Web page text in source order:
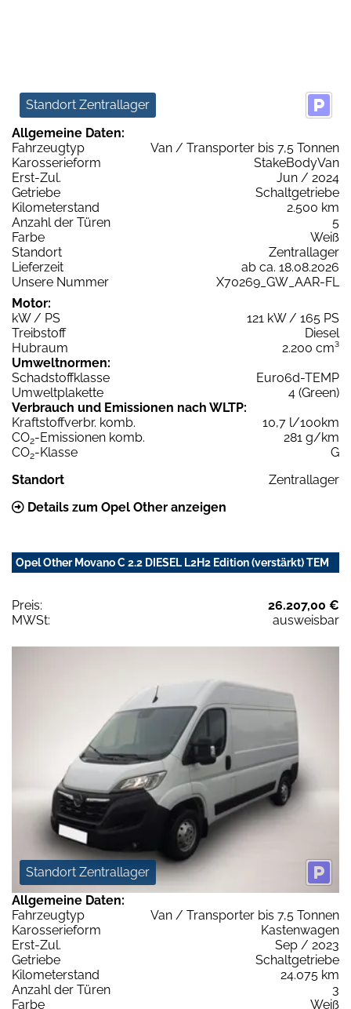
Standort Zentrallager
Allgemeine Daten:
Fahrzeugtyp
Van / Transporter bis 7,5 Tonnen
Karosserieform
StakeBodyVan
Erst-Zul.
Jun / 2024
Getriebe
Schaltgetriebe
Kilometerstand
2.500 km
Anzahl der Türen
5
Farbe
Weiß
Standort
Zentrallager
Lieferzeit
ab ca. 18.08.2026
Unsere Nummer
X70269_GW_AAR-FL
Motor:
kW / PS
121 kW / 165 PS
Treibstoff
Diesel
Hubraum
2.200 cm³
Umweltnormen:
Schadstoffklasse
Euro6d-TEMP
Umweltplakette
4 (Green)
Verbrauch und Emissionen nach WLTP:
Kraftstoffverbr. komb.
10,7 l/100km
CO2-Emissionen komb.
281 g/km
CO2-Klasse
G
Standort
Zentrallager
Details zum Opel Other anzeigen
Opel Other Movano C 2.2 DIESEL L2H2 Edition (verstärkt) TEM
Preis:
26.207,00 €
MWSt:
ausweisbar
Standort Zentrallager
Allgemeine Daten:
Fahrzeugtyp
Van / Transporter bis 7,5 Tonnen
Karosserieform
Kastenwagen
Erst-Zul.
Sep / 2023
Getriebe
Schaltgetriebe
Kilometerstand
24.075 km
Anzahl der Türen
3
Farbe
Weiß